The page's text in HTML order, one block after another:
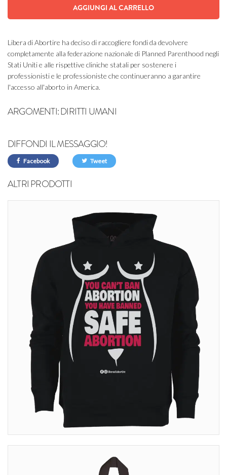
AGGIUNGI AL CARRELLO
Libera di Abortire ha deciso di raccogliere fondi da devolvere
completamente alla federazione nazionale di Planned Parenthood negli
Stati Uniti e alle rispettive cliniche statali per sostenere i
professionisti e le professioniste che continueranno a garantire
l'accesso all'aborto in America.
ARGOMENTI:DIRITTI UMANI
DIFFONDI IL MESSAGGIO!
Facebook Tweet
ALTRI PRODOTTI